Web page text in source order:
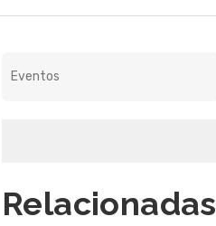
Relacionadas